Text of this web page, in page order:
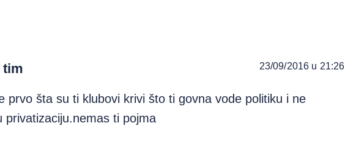
tim 23/09/2016 u 21:26
prvo šta su ti klubovi krivi što ti govna vode politiku i ne
privatizaciju.nemas ti pojma